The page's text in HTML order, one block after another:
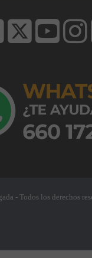
- Todos los derechos